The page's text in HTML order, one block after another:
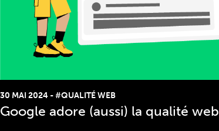
30 MAI 2024 -#QUALITÉ WEB
Google adore (aussi) la qualité web